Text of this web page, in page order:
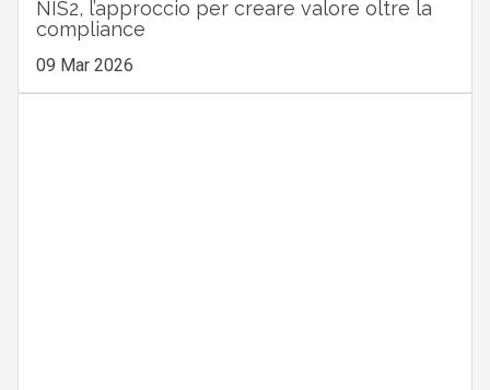
NIS2, l’approccio per creare valore oltre la
compliance
09 Mar 2026